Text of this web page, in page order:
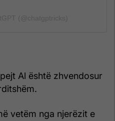
Al është zhvendosur
vetëm nga njerëzit e